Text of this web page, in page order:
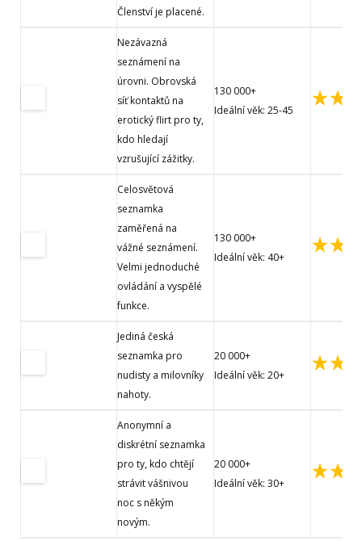
Členství je placené.
Nezávazná
seznámení na
úrovni. Obrovská
síť kontaktů na
erotický flirt pro ty,
kdo hledají
vzrušující zážitky.
130 000+
Ideální věk: 25-45
Celosvětová
seznamka
zaměřená na
vážné seznámení.
Velmi jednoduché
ovládání a vyspělé
funkce.
130 000+
Ideální věk: 40+
Jediná česká
seznamka pro
nudisty a milovníky
nahoty.
20 000+
Ideální věk: 20+
Anonymní a
diskrétní seznamka
pro ty, kdo chtějí
strávit vášnivou
noc s někým
novým.
20 000+
Ideální věk: 30+